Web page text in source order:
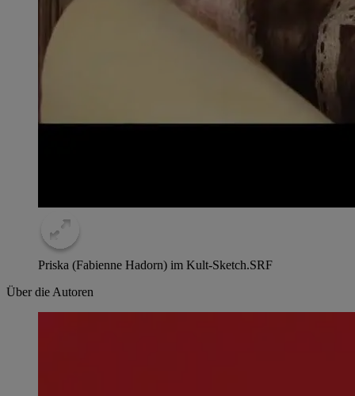
Priska (Fabienne Hadorn) im Kult-Sketch.SRF
Über die Autoren